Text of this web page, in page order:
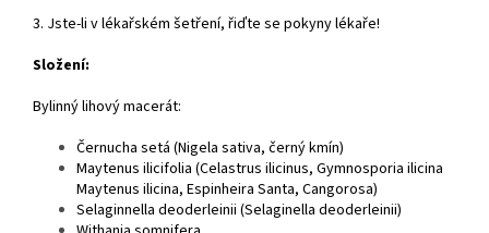
3. Jste-li v lékařském šetření, řiďte se pokyny lékaře!
Složení:
Bylinný lihový macerát:
Černucha setá (Nigela sativa, černý kmín)
Maytenus ilicifolia (Celastrus ilicinus, Gymnosporia ilicina
Maytenus ilicina, Espinheira Santa, Cangorosa)
Selaginnella deoderleinii (Selaginella deoderleinii)